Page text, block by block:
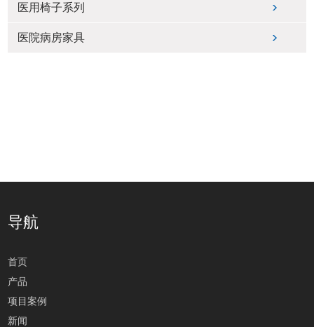
医用椅子系列
医院病房家具
导航
首页
产品
项目案例
新闻